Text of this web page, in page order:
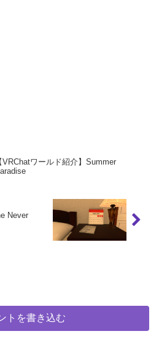
VRChatワールド紹介】Summer
Never
トを書き込む